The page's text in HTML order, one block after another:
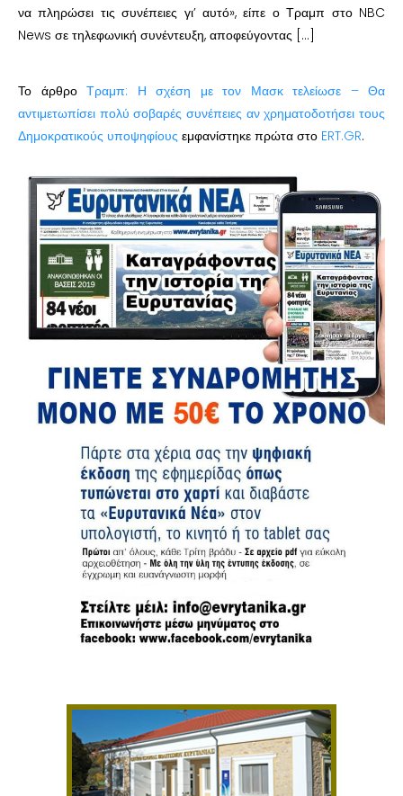
να πληρώσει τις συνέπειες γι’ αυτό», είπε ο Τραμπ στο NBC
News σε τηλεφωνική συνέντευξη, αποφεύγοντας […]
Το άρθρο Τραμπ: Η σχέση με τον Μασκ τελείωσε – Θα
αντιμετωπίσει πολύ σοβαρές συνέπειες αν χρηματοδοτήσει τους
Δημοκρατικούς υποψηφίους εμφανίστηκε πρώτα στο ERT.GR.